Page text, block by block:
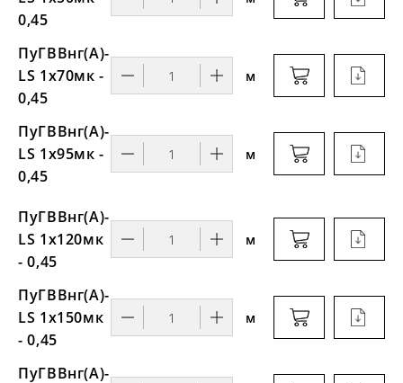
0,45
ПуГВВнг(A)-
LS 1х70мк -
0,45
м
ПуГВВнг(A)-
LS 1х95мк -
0,45
м
ПуГВВнг(A)-
LS 1х120мк
- 0,45
м
ПуГВВнг(A)-
LS 1х150мк
- 0,45
м
ПуГВВнг(A)-